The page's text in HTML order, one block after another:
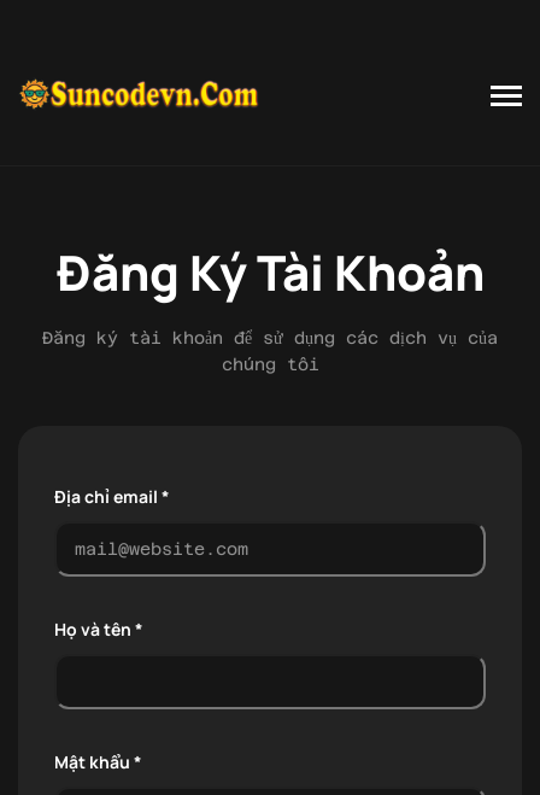
Đăng Ký Tài Khoản
Đăng ký tài khoản để sử dụng các dịch vụ của
chúng tôi
Địa chỉ email *
Họ và tên *
Mật khẩu *